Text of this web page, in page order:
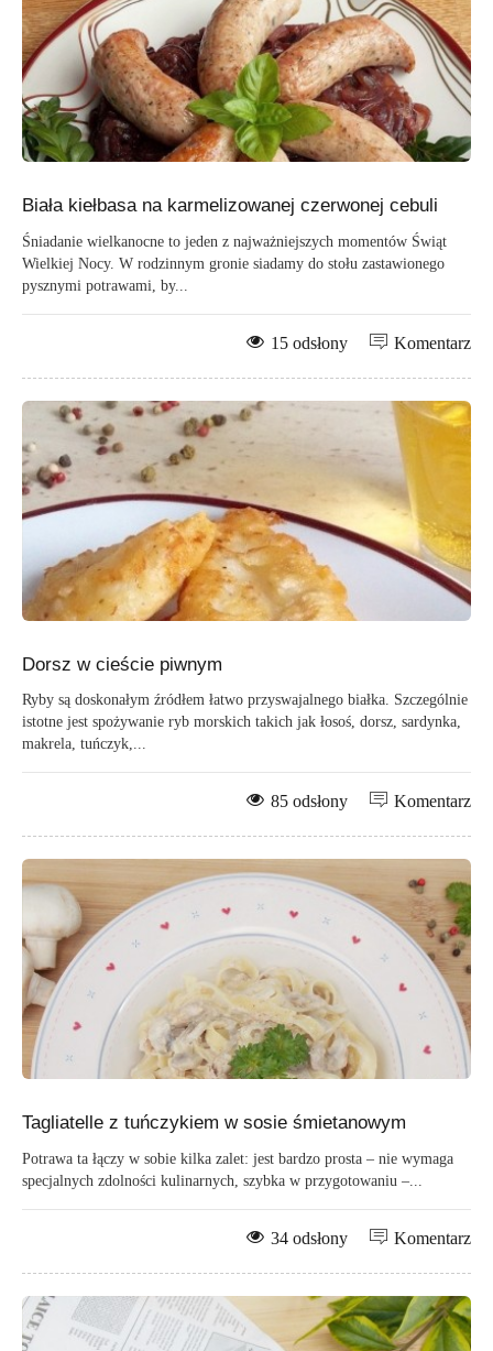
Biała kiełbasa na karmelizowanej czerwonej cebuli
Śniadanie wielkanocne to jeden z najważniejszych momentów Świąt
Wielkiej Nocy. W rodzinnym gronie siadamy do stołu zastawionego
pysznymi potrawami, by...
Komentarz
15 odsłony
Dorsz w cieście piwnym
Ryby są doskonałym źródłem łatwo przyswajalnego białka. Szczególnie
istotne jest spożywanie ryb morskich takich jak łosoś, dorsz, sardynka,
makrela, tuńczyk,...
Komentarz
85 odsłony
Tagliatelle z tuńczykiem w sosie śmietanowym
Potrawa ta łączy w sobie kilka zalet: jest bardzo prosta – nie wymaga
specjalnych zdolności kulinarnych, szybka w przygotowaniu –...
Komentarz
34 odsłony